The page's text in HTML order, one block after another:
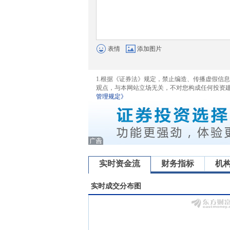
表情 添加图片
1.根据《证券法》规定，禁止编造、传播虚假信
观点，与本网站立场无关，不对您构成任何投资
管理规定》
实时资金流 财务指标 机
实时成交分布图